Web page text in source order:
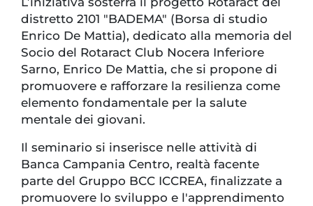
distretto 2101 "BADEMA" (Borsa di studio
Enrico De Mattia), dedicato alla memoria del
Socio del Rotaract Club Nocera Inferiore
Sarno, Enrico De Mattia, che si propone di
promuovere e rafforzare la resilienza come
elemento fondamentale per la salute
mentale dei giovani.
Il seminario si inserisce nelle attività di
Banca Campania Centro, realtà facente
parte del Gruppo BCC ICCREA, finalizzate a
promuovere lo sviluppo e l'apprendimento